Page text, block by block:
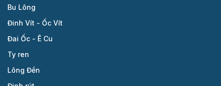
Bu Lông
Đinh Vít - Ốc Vít
Đai Ốc - Ê Cu
Ty ren
Lông Đền